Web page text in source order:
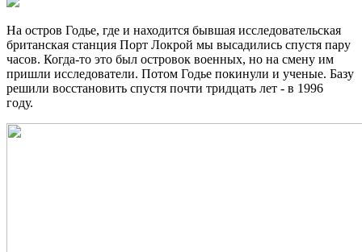
На остров Годье, где и находится бывшая исследовательская
британская станция Порт Локрой мы высадились спустя пару
часов. Когда-то это был островок военных, но на смену им
пришли исследователи. Потом Годье покинули и ученые. Базу
решили восстановить спустя почти тридцать лет - в 1996
году.